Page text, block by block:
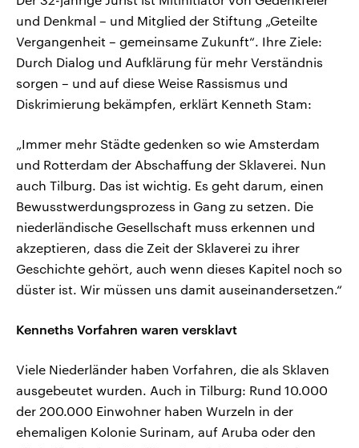
und Denkmal – und Mitglied der Stiftung „Geteilte
Vergangenheit – gemeinsame Zukunft“. Ihre Ziele:
Durch Dialog und Aufklärung für mehr Verständnis
sorgen – und auf diese Weise Rassismus und
Diskrimierung bekämpfen, erklärt Kenneth Stam:
„Immer mehr Städte gedenken so wie Amsterdam
und Rotterdam der Abschaffung der Sklaverei. Nun
auch Tilburg. Das ist wichtig. Es geht darum, einen
Bewusstwerdungsprozess in Gang zu setzen. Die
niederländische Gesellschaft muss erkennen und
akzeptieren, dass die Zeit der Sklaverei zu ihrer
Geschichte gehört, auch wenn dieses Kapitel noch so
düster ist. Wir müssen uns damit auseinandersetzen.“
Kenneths Vorfahren waren versklavt
Viele Niederländer haben Vorfahren, die als Sklaven
ausgebeutet wurden. Auch in Tilburg: Rund 10.000
der 200.000 Einwohner haben Wurzeln in der
ehemaligen Kolonie Surinam, auf Aruba oder den